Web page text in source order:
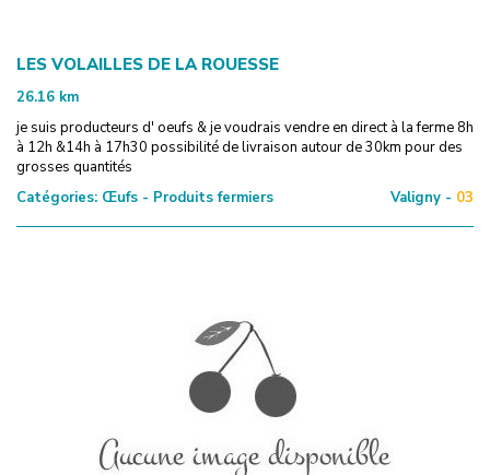
LES VOLAILLES DE LA ROUESSE
26.16 km
je suis producteurs d' oeufs & je voudrais vendre en direct à la ferme 8h
à 12h &14h à 17h30 possibilité de livraison autour de 30km pour des
grosses quantités
Catégories: Œufs - Produits fermiers Valigny - 03